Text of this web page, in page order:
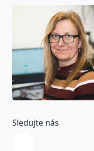
Sledujte nás